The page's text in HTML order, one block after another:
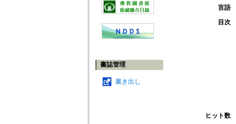
書誌管理
書き出し
言語
目次
ヒット数